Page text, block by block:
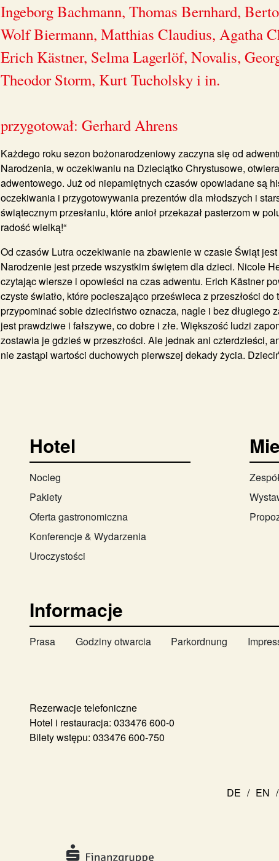
Ingeborg Bachmann, Thomas Bernhard,
Wolf Biermann, Matthias Claudius, Agatha
Erich Kästner, Selma Lagerlöf, Novalis,
Theodor Storm, Kurt Tucholsky i in.
przygotował: Gerhard Ahrens
Każdego roku sezon bożonarodzeniowy zaczyna się od
Narodzenia, w oczekiwaniu na Dzieciątko Chrystusowe,
adwentowego. Już od niepamiętnych czasów opowiadane są
oczekiwania i przygotowywania prezentów dla młodszych i
świątecznym przesłaniu, które anioł przekazał pasterzom w
radość wielką!“
Od czasów Lutra oczekiwanie na zbawienie w czasie Świąt
Narodzenie jest przede wszystkim świętem dla dzieci. Nicole
czytając wiersze i opowieści na czas adwentu. Erich Kästner
czyste światło, które pocieszająco prześwieca z przeszłości
przypominać sobie dzieciństwo oznacza, nagle i bez długiego
jest prawdziwe i fałszywe, co dobre i złe. Większość ludzi
zostawia je gdzieś w przeszłości. Ale jednak ani czterdzieści,
nie zastąpi wartości duchowych pierwszej dekady życia.
Hotel
Nocleg
Pakiety
Oferta gastronomiczna
Konferencje & Wydarzenia
Uroczystości
Informacje
Prasa Godziny otwarcia Parkordnung
Rezerwacje telefoniczne
Hotel i restauracja: 033476 600-0
Bilety wstępu: 033476 600-750
DE EN